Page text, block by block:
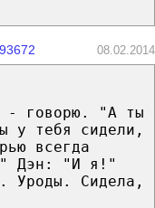
08.02.2014
- говорю. "А ты
у тебя сидели,
всегда
Дэн: "И я!"
Уроды. Сидела,